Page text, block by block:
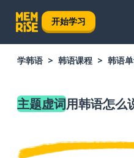
开始学习
学韩语 韩语课程 韩语
主题虚词用韩语怎么